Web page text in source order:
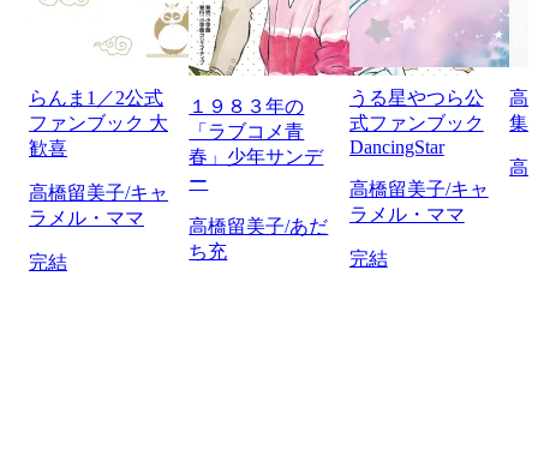
らんま1／2公式
ファンブック 大
歓喜
高橋留美子/キャ
ラメル・ママ
完結
１９８３年の
「ラブコメ青
春」少年サンデ
ー
高橋留美子/あだ
ち充
うる星やつら公
式ファンブック
DancingStar
高橋留美子/キャ
ラメル・ママ
完結
高
集
高